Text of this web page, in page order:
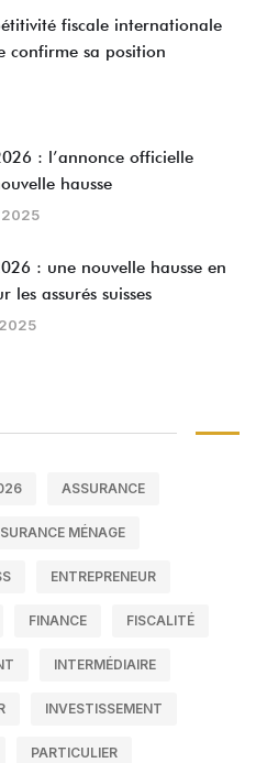
fiscale internationale
confirme sa position
: l’annonce officielle
hausse
2025
: une nouvelle hausse en
les assurés suisses
ASSURANCE
MÉNAGE
ENTREPRENEUR
FINANCE FISCALITÉ
INTERMÉDIAIRE
INVESTISSEMENT
PARTICULIER